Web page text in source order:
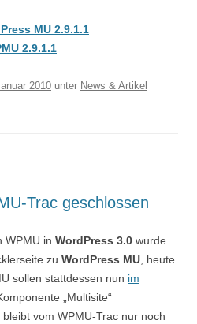
MU 2.9.1.1
2.9.1.1
2010 unter News & Artikel
Trac geschlossen
WPMU in WordPress 3.0 wurde
zu WordPress MU , heute
sollen stattdessen nun im
„Multisite“
vom WPMU-Trac nur noch